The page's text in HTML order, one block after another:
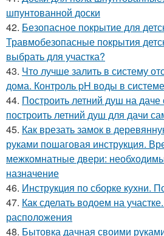
шпунтованной доски
42. Безопасное покрытие для
Травмобезопасные покрытия
выбрать для участка?
43. Что лучше залить в систему
дома. Контроль pH воды в
44. Построить летний душ на
построить летний душ для дачи
45. Как врезать замок в
руками пошаговая инструкция.
межкомнатные двери:
назначение
46. Инструкция по сборке кухни.
47. Как сделать водоем на
расположения
48. Бытовка дачная своими